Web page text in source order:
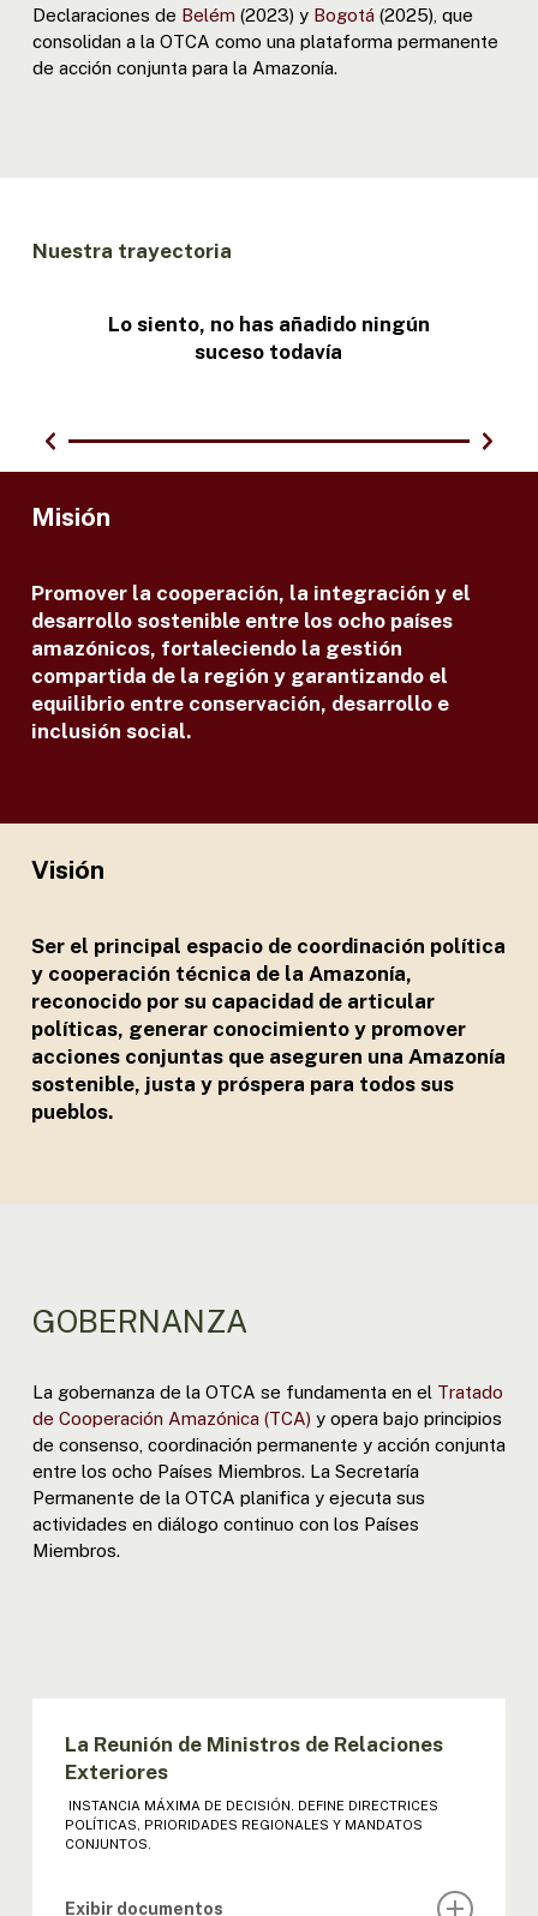
Declaraciones de Belém (2023) y Bogotá (2025), que
consolidan a la OTCA como una plataforma permanente
de acción conjunta para la Amazonía.
Nuestra trayectoria
Lo siento, no has añadido ningún
suceso todavía
Misión
Promover la cooperación, la integración y el
desarrollo sostenible entre los ocho países
amazónicos, fortaleciendo la gestión
compartida de la región y garantizando el
equilibrio entre conservación, desarrollo e
inclusión social.
Visión
Ser el principal espacio de coordinación política
y cooperación técnica de la Amazonía,
reconocido por su capacidad de articular
políticas, generar conocimiento y promover
acciones conjuntas que aseguren una Amazonía
sostenible, justa y próspera para todos sus
pueblos.
GOBERNANZA
La gobernanza de la OTCA se fundamenta en el Tratado
de Cooperación Amazónica (TCA) y opera bajo principios
de consenso, coordinación permanente y acción conjunta
entre los ocho Países Miembros. La Secretaría
Permanente de la OTCA planifica y ejecuta sus
actividades en diálogo continuo con los Países
Miembros.
La Reunión de Ministros de Relaciones
Exteriores
INSTANCIA MÁXIMA DE DECISIÓN. DEFINE DIRECTRICES
POLÍTICAS, PRIORIDADES REGIONALES Y MANDATOS
CONJUNTOS.
Exibir documentos